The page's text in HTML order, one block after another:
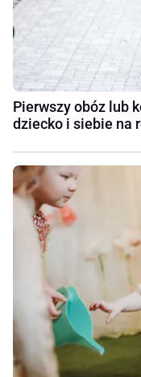
Pierwszy obóz lub
dziecko i siebie na